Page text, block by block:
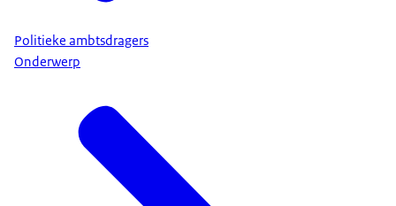
Politieke ambtsdragers
Onderwerp